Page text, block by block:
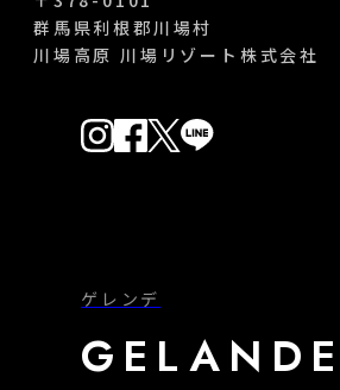
群馬県利根郡川場村
川場高原 川場リゾート株式会社
ゲレンデ
GELANDE